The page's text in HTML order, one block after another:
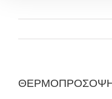
ΘΕΡΜΟΠΡΟΣΟΨΗ